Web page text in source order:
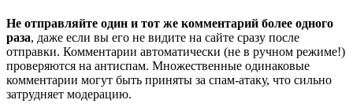
Не отправляйте один и тот же комментарий более одного
раза, даже если вы его не видите на сайте сразу после
отправки. Комментарии автоматически (не в ручном режиме!)
проверяются на антиспам. Множественные одинаковые
комментарии могут быть приняты за спам-атаку, что сильно
затрудняет модерацию.